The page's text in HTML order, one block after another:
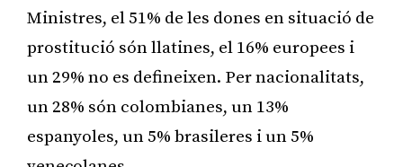
Ministres, el 51% de les dones en situació de
prostitució són llatines, el 16% europees i
un 29% no es defineixen. Per nacionalitats,
un 28% són colombianes, un 13%
espanyoles, un 5% brasileres i un 5%